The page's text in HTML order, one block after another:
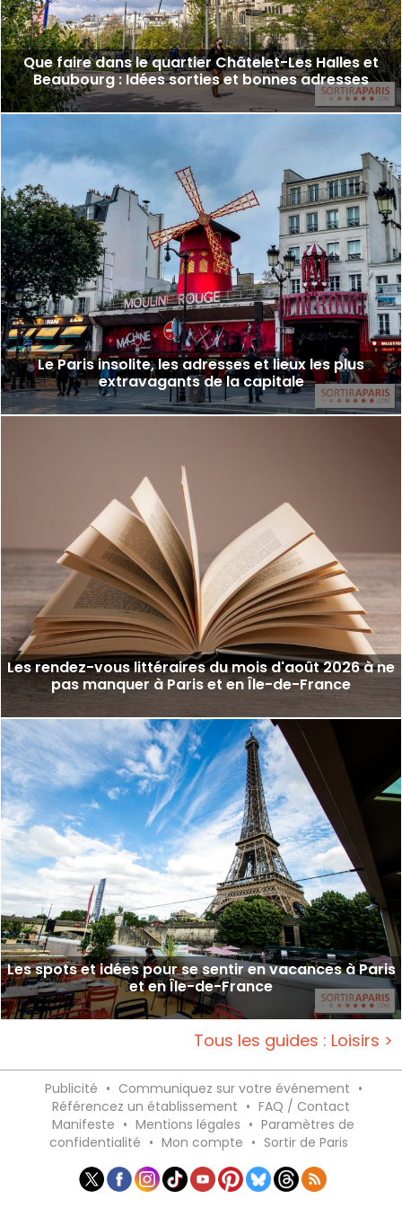
Que faire dans le quartier Châtelet-Les Halles et
Beaubourg : Idées sorties et bonnes adresses
Le Paris insolite, les adresses et lieux les plus
extravagants de la capitale
Les rendez-vous littéraires du mois d'août 2026 à ne
pas manquer à Paris et en Île-de-France
Les spots et idées pour se sentir en vacances à Paris
et en Île-de-France
Tous les guides : Loisirs >
Publicité • Communiquez sur votre événement •
Référencez un établissement • FAQ / Contact
Manifeste • Mentions légales • Paramètres de
confidentialité • Mon compte • Sortir de Paris